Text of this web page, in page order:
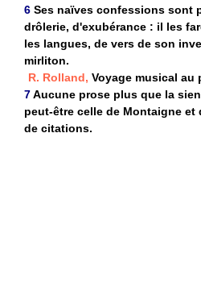
6 Ses naïves confessions sont
drôlerie, d'exubérance : il les
les langues, de vers de son
mirliton.
R. Rolland, Voyage musical au
7Aucune prose plus que la
peut-être celle de Montaigne et
de citations.